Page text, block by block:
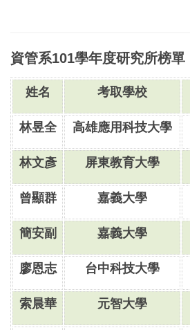
資管系101學年度研究所榜單
姓名 考取學校
林昱全 高雄應用科技大學
林文彥 屏東教育大學
曾顯群 嘉義大學
簡安副 嘉義大學
廖恩志 台中科技大學
索晨華 元智大學